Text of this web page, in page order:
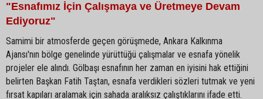
"Esnafımız İçin Çalışmaya ve Üretmeye Devam
Ediyoruz"
Samimi bir atmosferde geçen görüşmede, Ankara Kalkınma
Ajansı'nın bölge genelinde yürüttüğü çalışmalar ve esnafa yönelik
projeler ele alındı. Gölbaşı esnafının her zaman en iyisini hak ettiğini
belirten Başkan Fatih Taştan, esnafa verdikleri sözleri tutmak ve yeni
fırsat kapıları aralamak için sahada aralıksız çalıştıklarını ifade etti.